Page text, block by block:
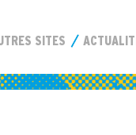
SITES